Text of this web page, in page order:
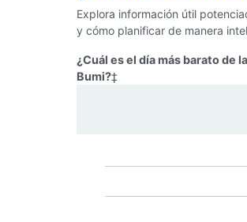
Explora información útil
y cómo planificar de manera
¿Cuál es el día más barato de
Bumi?‡